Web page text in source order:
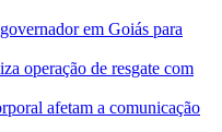
em Goiás para
operação de resgate com
afetam a comunicação